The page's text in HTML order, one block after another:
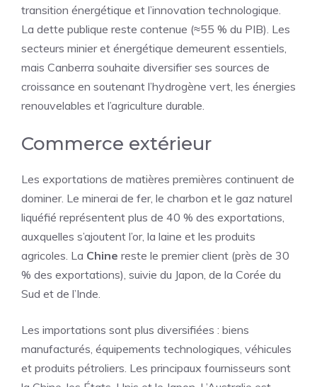
transition énergétique et l’innovation technologique.
La dette publique reste contenue (≈55 % du PIB). Les
secteurs minier et énergétique demeurent essentiels,
mais Canberra souhaite diversifier ses sources de
croissance en soutenant l’hydrogène vert, les énergies
renouvelables et l’agriculture durable.
Commerce extérieur
Les exportations de matières premières continuent de
dominer. Le minerai de fer, le charbon et le gaz naturel
liquéfié représentent plus de 40 % des exportations,
auxquelles s’ajoutent l’or, la laine et les produits
agricoles. La Chine reste le premier client (près de 30
% des exportations), suivie du Japon, de la Corée du
Sud et de l’Inde.
Les importations sont plus diversifiées : biens
manufacturés, équipements technologiques, véhicules
et produits pétroliers. Les principaux fournisseurs sont